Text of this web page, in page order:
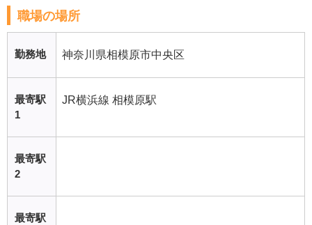
職場の場所
勤務地 神奈川県相模原市中央区
最寄駅
1
JR横浜線 相模原駅
最寄駅
2
最寄駅